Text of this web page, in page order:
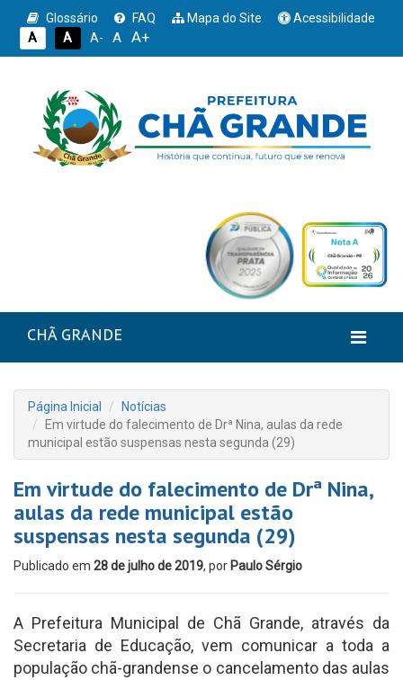
Glossário FAQ Mapa do Site
Acessibilidade
A
A A- A A+
CHÃ GRANDE
Página Inicial
Notícias
Em virtude do falecimento de Drª Nina, aulas da rede
municipal estão suspensas nesta segunda (29)
Em virtude do falecimento de Drª Nina,
aulas da rede municipal estão
suspensas nesta segunda (29)
Publicado em 28 de julho de 2019, por Paulo Sérgio
A Prefeitura Municipal de Chã Grande, através da
Secretaria de Educação, vem comunicar a toda a
população chã-grandense o cancelamento das aulas